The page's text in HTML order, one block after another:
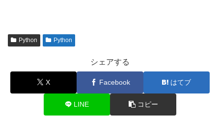
Python Python
シェアする
X Facebook はてブ
LINE コピー